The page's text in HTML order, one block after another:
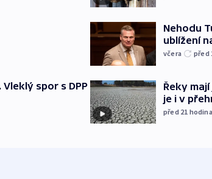
spor s DPP
Nehodu
ublížení
včera před
Řeky
je i v
před 21